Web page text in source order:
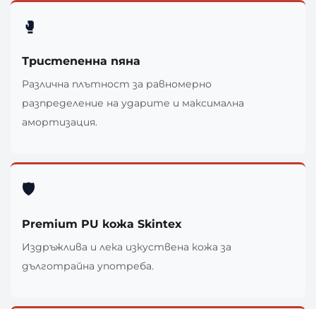
🥊
Тристепенна пяна
Различна плътност за равномерно
разпределение на ударите и максимална
амортизация.
🛡️
Premium PU кожа Skintex
Издръжлива и лека изкуствена кожа за
дълготрайна употреба.